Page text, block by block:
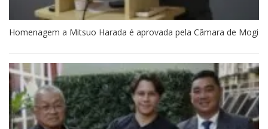
Homenagem a Mitsuo Harada é aprovada pela Câmara de Mogi